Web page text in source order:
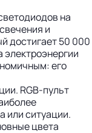
на
и
достигает 50 000
электроэнергии
его
RGB-пульт
или ситуации.
цвета